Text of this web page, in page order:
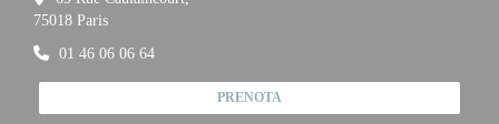
75018 Paris((apre una nuova finestra))
01 46 06 06 64
PRENOTA